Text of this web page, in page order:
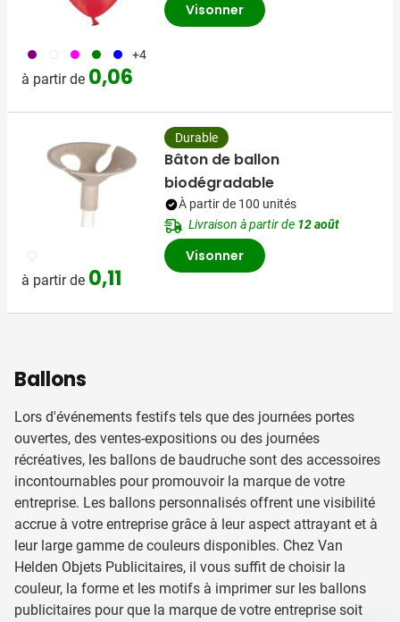
024 970 046 004 005 +4
à partir de 0,06
Visonner
002
à partir de 0,11
Durable
Bâton de ballon
biodégradable
À partir de 100 unités
Livraison à partir de 12 août
Visonner
Ballons
Lors d'événements festifs tels que des journées portes
ouvertes, des ventes-expositions ou des journées
récréatives, les ballons de baudruche sont des accessoires
incontournables pour promouvoir la marque de votre
entreprise. Les ballons personnalisés offrent une visibilité
accrue à votre entreprise grâce à leur aspect attrayant et à
leur large gamme de couleurs disponibles. Chez Van
Helden Objets Publicitaires, il vous suffit de choisir la
couleur, la forme et les motifs à imprimer sur les ballons
publicitaires pour que la marque de votre entreprise soit